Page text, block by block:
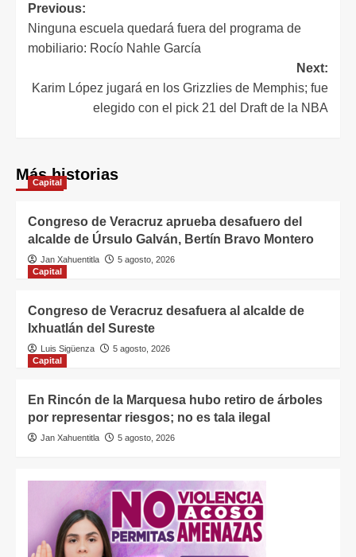
Previous:
Ninguna escuela quedará fuera del programa de
mobiliario: Rocío Nahle García
Next:
Karim López jugará en los Grizzlies de Memphis; fue
elegido con el pick 21 del Draft de la NBA
Más historias
Capital
Congreso de Veracruz aprueba desafuero del
alcalde de Úrsulo Galván, Bertín Bravo Montero
Jan Xahuentitla
5 agosto, 2026
Capital
Congreso de Veracruz desafuera al alcalde de
Ixhuatlán del Sureste
Luis Sigüenza
5 agosto, 2026
Capital
En Rincón de la Marquesa hubo retiro de árboles
por representar riesgos; no es tala ilegal
Jan Xahuentitla 5 agosto, 2026